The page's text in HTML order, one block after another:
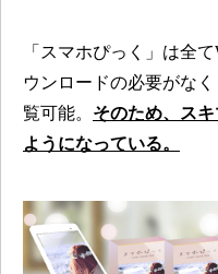
「スマホぴっく」は全
ウンロードの必要がなく
覧可能。 そのため、ス
ようになっている。